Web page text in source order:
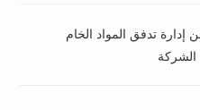
تدفق المواد الخام
الشركة